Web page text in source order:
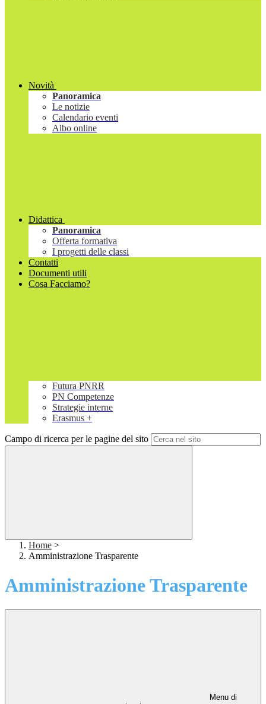
Novità
Panoramica
Le notizie
Calendario eventi
Albo online
Didattica
Panoramica
Offerta formativa
I progetti delle classi
Contatti
Documenti utili
Cosa Facciamo?
Futura PNRR
PN Competenze
Strategie interne
Erasmus +
Campo di ricerca per le pagine del sito
Home >
Amministrazione Trasparente
Amministrazione Trasparente
Menu di